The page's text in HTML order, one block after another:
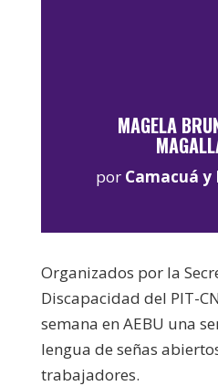
MAGELA
por Camacuá y
Organizados por la
Discapacidad del PIT-
semana en AEBU una
lengua de señas
trabajadores.